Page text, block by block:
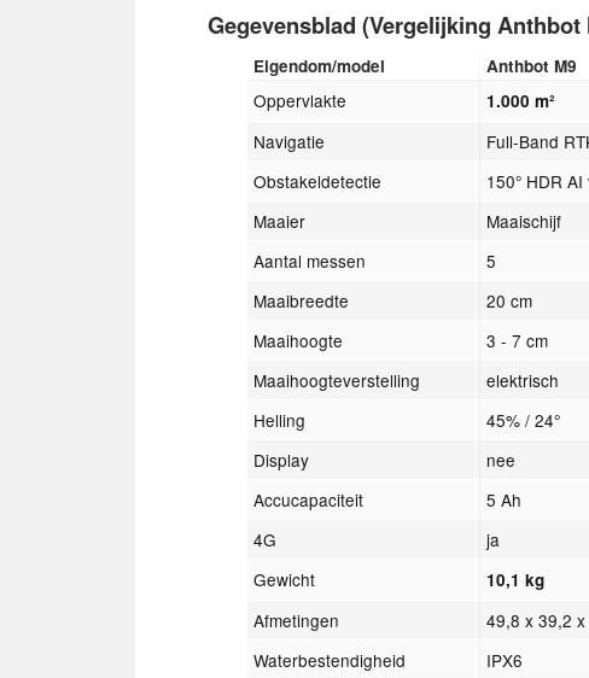
Gegevensblad (Vergelijking Anthbot
Eigendom/model Anthbot M9
Oppervlakte 1.000 m²
Navigatie Full-Band
Obstakeldetectie
150° HDR AI
Maaier
Maaischijf
Aantal messen
5
Maaibreedte
20 cm
Maaihoogte
3 - 7 cm
Maaihoogteverstelling
elektrisch
Helling
45% / 24°
Display
nee
Accucapaciteit
5 Ah
4G
ja
Gewicht
10,1 kg
Afmetingen 49,8 x 39,2
Waterbestendigheid
IPX6